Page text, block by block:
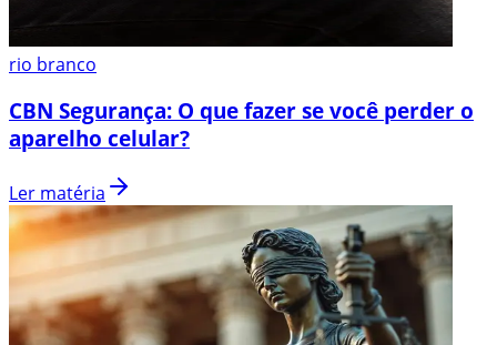
rio branco
CBN Segurança: O que fazer se você perder o
aparelho celular?
Ler matéria